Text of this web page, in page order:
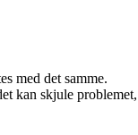
med det samme.
kan skjule problemet,